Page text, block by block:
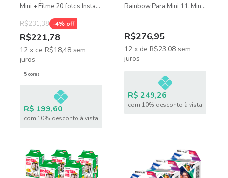
Mini + Filme 20 fotos Instax
R$231,38 -4% off
R$221,78
12 x deR$18,48 sem
juros
5 cores
R$ 199,60
com 10% desconto à vista
Rainbow Para Mini 11, Mini
R$276,95
12 x de R$23,08 sem
juros
R$ 249,26
com 10% desconto à vista